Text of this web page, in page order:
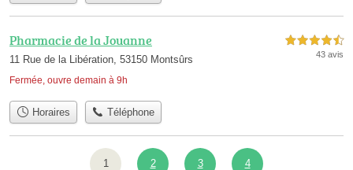
Pharmacie de la Jouanne
11 Rue de la Libération, 53150 Montsûrs
Fermée, ouvre demain à 9h
4,5 étoiles sur 5
43 avis
Horaires Téléphone
1 2 3 4